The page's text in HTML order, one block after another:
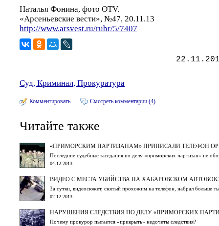
Наталья Фонина, фото OTV.
«Арсеньевские вести», №47, 20.11.13
http://www.arsvest.ru/rubr/5/7407
Суд, Криминал, Прокуратура
Комментировать Смотреть комментарии (4)
Читайте также
«ПРИМОРСКИМ ПАРТИЗАНАМ» ПРИПИСАЛИ ТЕЛЕФОН
Последние судебные заседания по делу «приморских партизан» не
04.12.2013
ВИДЕО С МЕСТА УБИЙСТВА НА ХАБАРОВСКОМ
За сутки, видеосюжет, снятый прохожим на телефон, набрал больше
02.12.2013
НАРУШЕНИЯ СЛЕДСТВИЯ ПО ДЕЛУ «ПРИМОРСКИХ
Почему прокурор пытается «прикрыть» недочеты следствия?